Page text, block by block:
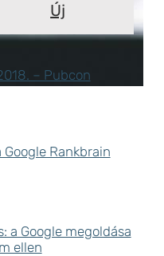
Új
– Pubcon
Google Rankbrain
a Google megoldása
ellen